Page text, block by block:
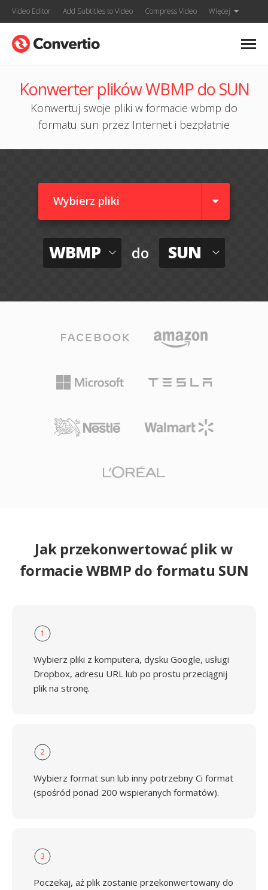
Video Editor Add Subtitles to Video Compress Video Więcej
Konwerter plików WBMP do SUN
Konwertuj swoje pliki w formacie wbmp do
formatu sun przez Internet i bezpłatnie
Wybierz pliki
WBMP do SUN
Jak przekonwertować plik w
formacie WBMP do formatu SUN
1
Wybierz pliki z komputera, dysku Google, usługi
Dropbox, adresu URL lub po prostu przeciągnij
plik na stronę.
2
Wybierz format sun lub inny potrzebny Ci format
(spośród ponad 200 wspieranych formatów).
3
Poczekaj, aż plik zostanie przekonwertowany do